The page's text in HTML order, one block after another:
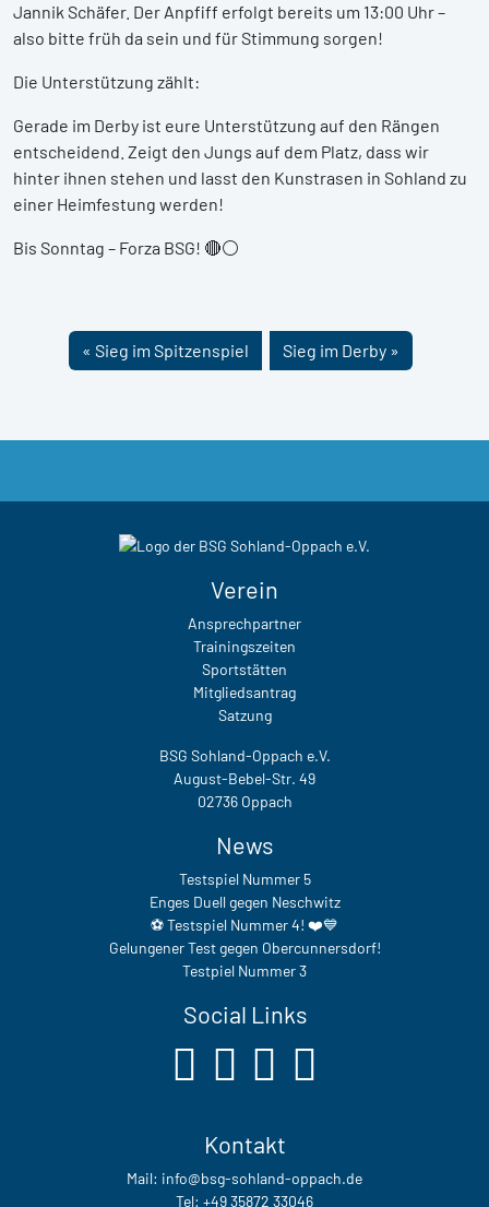
Jannik Schäfer. Der Anpfiff erfolgt bereits um 13:00 Uhr –
also bitte früh da sein und für Stimmung sorgen!
Die Unterstützung zählt:
Gerade im Derby ist eure Unterstützung auf den Rängen
entscheidend. Zeigt den Jungs auf dem Platz, dass wir
hinter ihnen stehen und lasst den Kunstrasen in Sohland zu
einer Heimfestung werden!
Bis Sonntag – Forza BSG! 🔴⚪
Sieg im Spitzenspiel Sieg im Derby
Verein
Ansprechpartner
Trainingszeiten
Sportstätten
Mitgliedsantrag
Satzung
BSG Sohland-Oppach e.V.
August-Bebel-Str. 49
02736 Oppach
News
Testspiel Nummer 5
Enges Duell gegen Neschwitz
⚽️ Testspiel Nummer 4! ❤️💙
Gelungener Test gegen Obercunnersdorf!
Testpiel Nummer 3
Social Links
Kontakt
Mail: info@bsg-sohland-oppach.de
Tel: +49 35872 33046